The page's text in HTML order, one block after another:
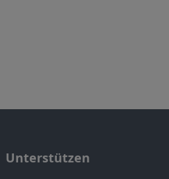
Unterstützen